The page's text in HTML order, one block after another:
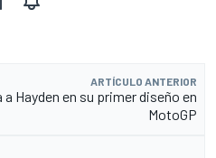
ARTÍCULO ANTERIOR
Hayden en su primer diseño en
MotoGP